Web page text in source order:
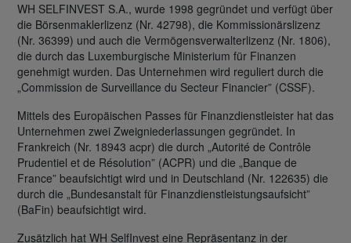
WH SELFINVEST S.A., wurde 1998 gegründet und verfügt über
die Börsenmaklerlizenz (Nr. 42798), die Kommissionärslizenz
(Nr. 36399) und auch die Vermögensverwalterlizenz (Nr. 1806),
die durch das Luxemburgische Ministerium für Finanzen
genehmigt wurden. Das Unternehmen wird reguliert durch die
„Commission de Surveillance du Secteur Financier” (CSSF).
Mittels des Europäischen Passes für Finanzdienstleister hat das
Unternehmen zwei Zweigniederlassungen gegründet. In
Frankreich (Nr. 18943 acpr) die durch „Autorité de Contrôle
Prudentiel et de Résolution” (ACPR) und die „Banque de
France” beaufsichtigt wird und in Deutschland (Nr. 122635) die
durch die „Bundesanstalt für Finanzdienstleistungsaufsicht”
(BaFin) beaufsichtigt wird.
Zusätzlich hat WH SelfInvest eine Repräsentanz in der